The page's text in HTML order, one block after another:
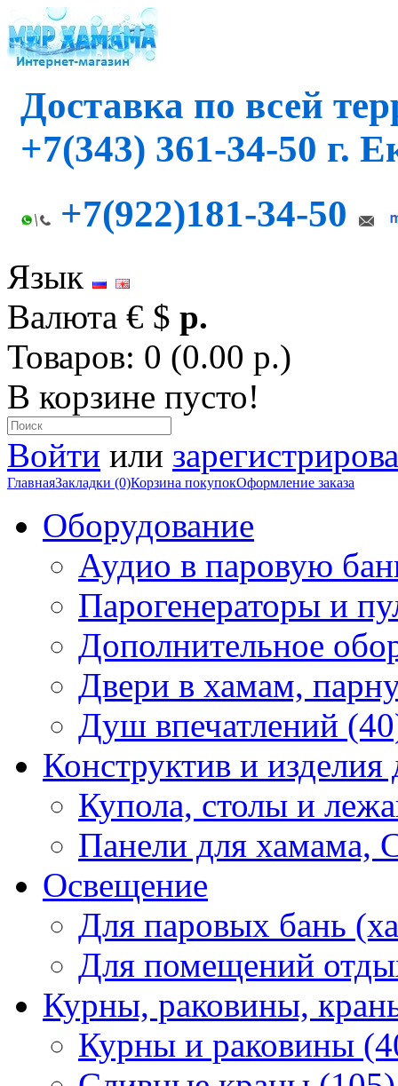
Доставка по всей
+7(343) 361-34-50 г.
+7(922)181-34-50
Язык
Валюта € $ р.
Товаров: 0 (0.00 р.)
В корзине пусто!
Войти или
ГлавнаяЗакладки (0)Корзина покупокОформление заказа
Оборудование
Аудио в паровую
Парогенераторы и
Дополнительное
Двери в хамам,
Душ впечатлений
Конструктив и изделия
Купола, столы и
Панели для
Освещение
Для паровых бань
Для помещений
Курны, раковины,
Курны и раковины